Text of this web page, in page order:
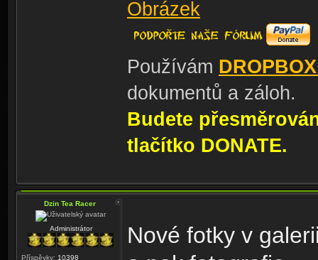
Používám
dokumentů a záloh.
Budete
tlačítko DONATE.
Dzin Tea Racer
Administrátor
Příspěvky: 10398
Nové fotky v